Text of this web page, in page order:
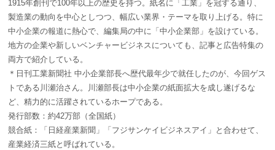
1915年創刊で100年以上の歴史を持つ。紙名に「工業」を冠する通り、
製造業の動向を中心としつつ、幅広い業界・テーマを取り上げる。特に
中小企業の報道に熱心で、編集局の中に「中小企業部」を設けている。
地方の企業や新しいベンチャービジネスについても、記事と広告特集の
両方で紹介している。
＊日刊工業新聞社 中小企業部長へ歴代最年少で就任したのが、今回ゲス
トである川瀬治さん。川瀬部長は中小企業の紙面拡大を成し遂げるな
ど、精力的に活躍されているホープである。
発行部数：約42万部（全国紙）
競合紙：「日経産業新聞」「フジサンケイビジネスアイ」と合わせて、
産業経済三紙と呼ばれている。